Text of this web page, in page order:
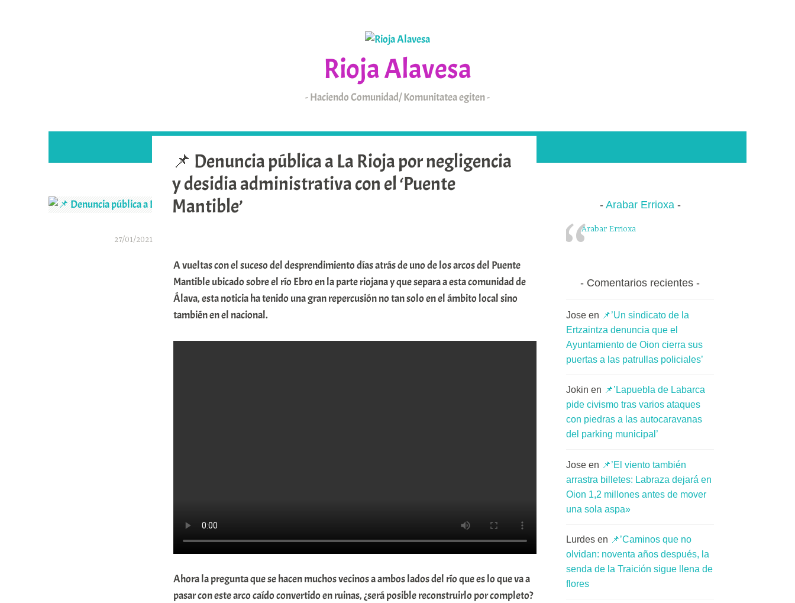
Rioja Alavesa
Haciendo Comunidad/ Komunitatea egiten
📌 Denuncia pública a La Rioja por negligencia
y desidia administrativa con el ‘Puente
Mantible’
27/01/2021
A vueltas con el suceso del desprendimiento días atrás de uno de los arcos del Puente
Mantible ubicado sobre el río Ebro en la parte riojana y que separa a esta comunidad de
Álava, esta noticia ha tenido una gran repercusión no tan solo en el ámbito local sino
también en el nacional.
Ahora la pregunta que se hacen muchos vecinos a ambos lados del río que es lo que va a
pasar con este arco caído convertido en ruinas, ¿será posible reconstruirlo por completo?
Arabar Errioxa
Arabar Errioxa
Comentarios recientes
Jose en 📌’Un sindicato de la
Ertzaintza denuncia que el
Ayuntamiento de Oion cierra sus
puertas a las patrullas policiales’
Jokin en 📌’Lapuebla de Labarca
pide civismo tras varios ataques
con piedras a las autocaravanas
del parking municipal’
Jose en 📌’El viento también
arrastra billetes: Labraza dejará en
Oion 1,2 millones antes de mover
una sola aspa»
Lurdes en 📌’Caminos que no
olvidan: noventa años después, la
senda de la Traición sigue llena de
flores